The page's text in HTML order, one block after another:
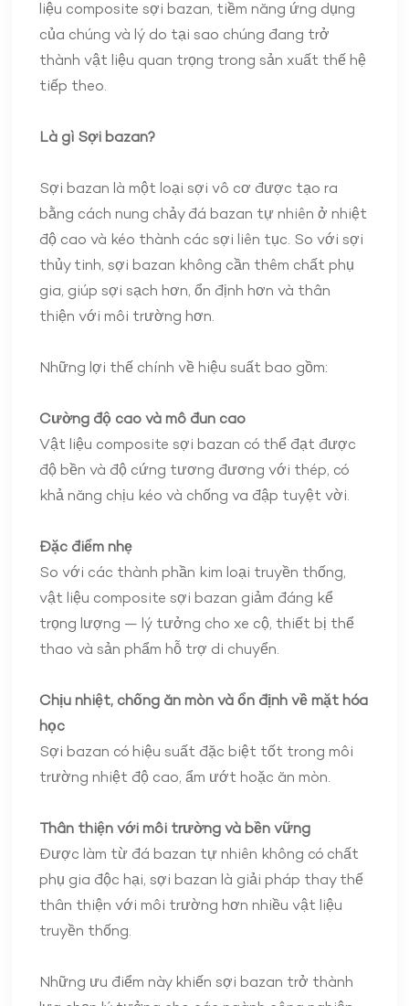
liệu composite sợi bazan, tiềm năng ứng dụng
của chúng và lý do tại sao chúng đang trở
thành vật liệu quan trọng trong sản xuất thế hệ
tiếp theo.
Là gì Sợi bazan?
Sợi bazan là một loại sợi vô cơ được tạo ra
bằng cách nung chảy đá bazan tự nhiên ở nhiệt
độ cao và kéo thành các sợi liên tục. So với sợi
thủy tinh, sợi bazan không cần thêm chất phụ
gia, giúp sợi sạch hơn, ổn định hơn và thân
thiện với môi trường hơn.
Những lợi thế chính về hiệu suất bao gồm:
Cường độ cao và mô đun cao
Vật liệu composite sợi bazan có thể đạt được
độ bền và độ cứng tương đương với thép, có
khả năng chịu kéo và chống va đập tuyệt vời.
Đặc điểm nhẹ
So với các thành phần kim loại truyền thống,
vật liệu composite sợi bazan giảm đáng kể
trọng lượng — lý tưởng cho xe cộ, thiết bị thể
thao và sản phẩm hỗ trợ di chuyển.
Chịu nhiệt, chống ăn mòn và ổn định về mặt hóa
học
Sợi bazan có hiệu suất đặc biệt tốt trong môi
trường nhiệt độ cao, ẩm ướt hoặc ăn mòn.
Thân thiện với môi trường và bền vững
Được làm từ đá bazan tự nhiên không có chất
phụ gia độc hại, sợi bazan là giải pháp thay thế
thân thiện với môi trường hơn nhiều vật liệu
truyền thống.
Những ưu điểm này khiến sợi bazan trở thành